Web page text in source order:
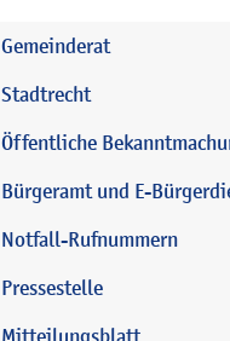
Gemeinderat
Stadtrecht
Öffentliche
Bürgeramt und E-
Notfall-Rufnummern
Pressestelle